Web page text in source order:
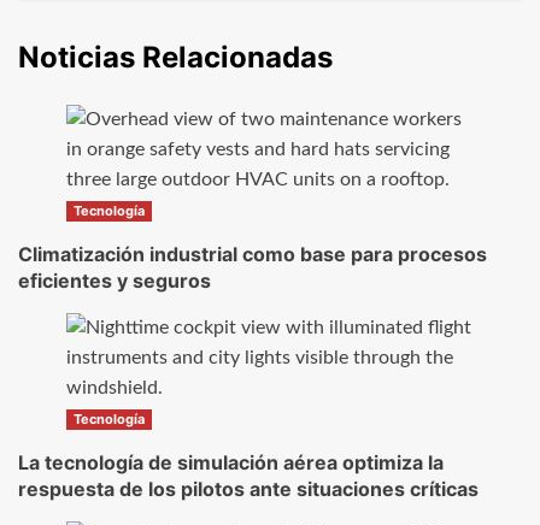
Noticias Relacionadas
Tecnología
Climatización industrial como base para procesos
eficientes y seguros
Tecnología
La tecnología de simulación aérea optimiza la
respuesta de los pilotos ante situaciones críticas